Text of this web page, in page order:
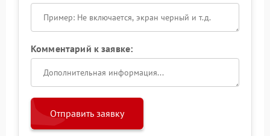
Комментарий к заявке:
Отправить заявку